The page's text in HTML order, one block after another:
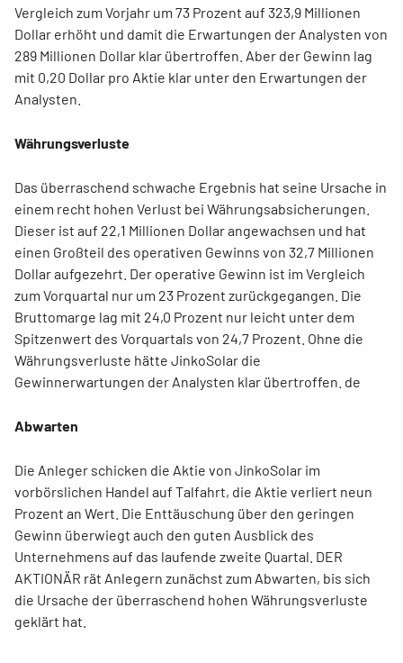
Vergleich zum Vorjahr um 73 Prozent auf 323,9 Millionen
Dollar erhöht und damit die Erwartungen der Analysten von
289 Millionen Dollar klar übertroffen. Aber der Gewinn lag
mit 0,20 Dollar pro Aktie klar unter den Erwartungen der
Analysten.
Währungsverluste
Das überraschend schwache Ergebnis hat seine Ursache in
einem recht hohen Verlust bei Währungsabsicherungen.
Dieser ist auf 22,1 Millionen Dollar angewachsen und hat
einen Großteil des operativen Gewinns von 32,7 Millionen
Dollar aufgezehrt. Der operative Gewinn ist im Vergleich
zum Vorquartal nur um 23 Prozent zurückgegangen. Die
Bruttomarge lag mit 24,0 Prozent nur leicht unter dem
Spitzenwert des Vorquartals von 24,7 Prozent. Ohne die
Währungsverluste hätte JinkoSolar die
Gewinnerwartungen der Analysten klar übertroffen. de
Abwarten
Die Anleger schicken die Aktie von JinkoSolar im
vorbörslichen Handel auf Talfahrt, die Aktie verliert neun
Prozent an Wert. Die Enttäuschung über den geringen
Gewinn überwiegt auch den guten Ausblick des
Unternehmens auf das laufende zweite Quartal. DER
AKTIONÄR rät Anlegern zunächst zum Abwarten, bis sich
die Ursache der überraschend hohen Währungsverluste
geklärt hat.